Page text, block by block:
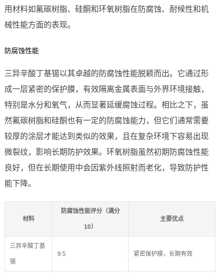
用材料如氟碳树脂、硅酮和环氧树脂在防腐蚀、耐候性和机
械性能方面的表现。
防腐蚀性能
三异辛酸丁基锡以其卓越的防腐蚀性能脱颖而出。它通过形
成一层紧密的保护膜，有效隔离金属表面与外界环境接触，
特别是水分和氧气，从而显著延缓腐蚀过程。相比之下，虽
然氟碳树脂和硅酮也有一定的防腐蚀能力，但它们通常需要
较厚的涂层才能达到类似的效果，且在复杂环境下容易出现
微裂纹，影响长期防护效果。环氧树脂虽然初期防腐蚀性能
良好，但在长期使用中会因紫外线照射而老化，导致防护性
能下降。
材料
防腐蚀性能评分（满分
10）
主要优点
三异辛酸丁基
锡
9.5 紧密保护膜，长期有效